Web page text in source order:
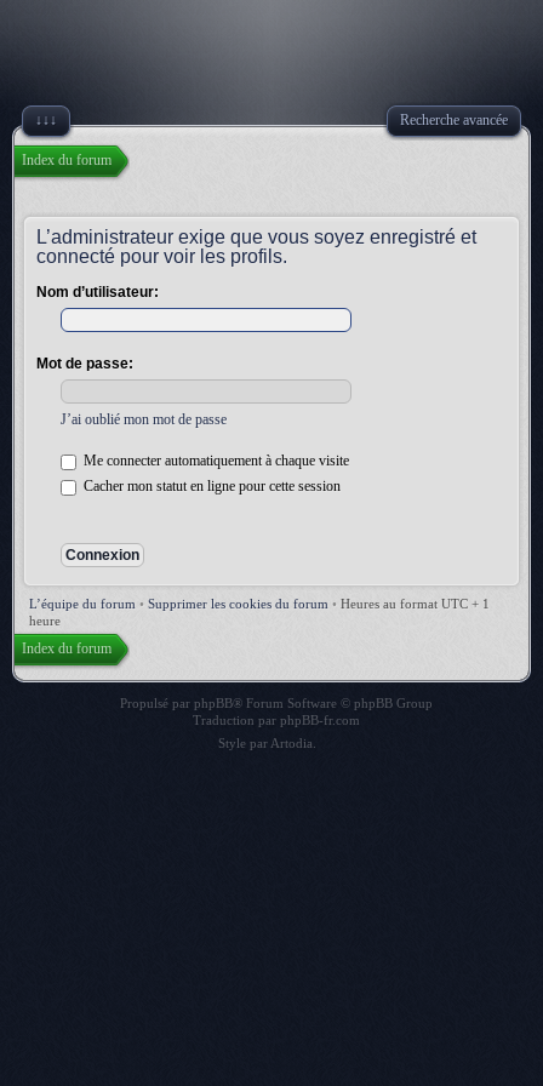
↓↓↓ Recherche avancée
Index du forum
L’administrateur exige que vous soyez enregistré et
connecté pour voir les profils.
Nom d’utilisateur:
Mot de passe:
J’ai oublié mon mot de passe
Me connecter automatiquement à chaque visite
Cacher mon statut en ligne pour cette session
L’équipe du forum • Supprimer les cookies du forum • Heures au format UTC + 1
heure
Index du forum
Propulsé par phpBB® Forum Software © phpBB Group
Traduction par phpBB-fr.com
Style par Artodia